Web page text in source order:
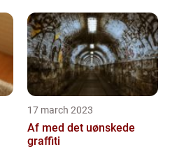
17 march 2023
Af med det uønskede
graffiti